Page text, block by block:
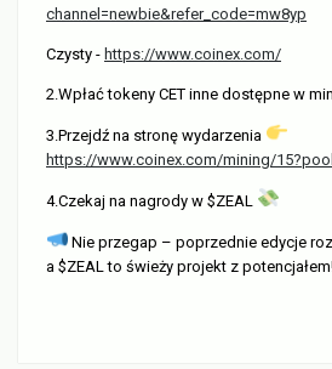
channel=newbie&refer_code=mw8yp
Czysty - https://www.coinex.com/
2.Wpłać tokeny CET inne dostępne w
3.Przejdź na stronę wydarzenia
https://www.coinex.com/mining/
4.Czekaj na nagrody w $ZEAL
Nie przegap – poprzednie edycje
a $ZEAL to świeży projekt z potencjałem!